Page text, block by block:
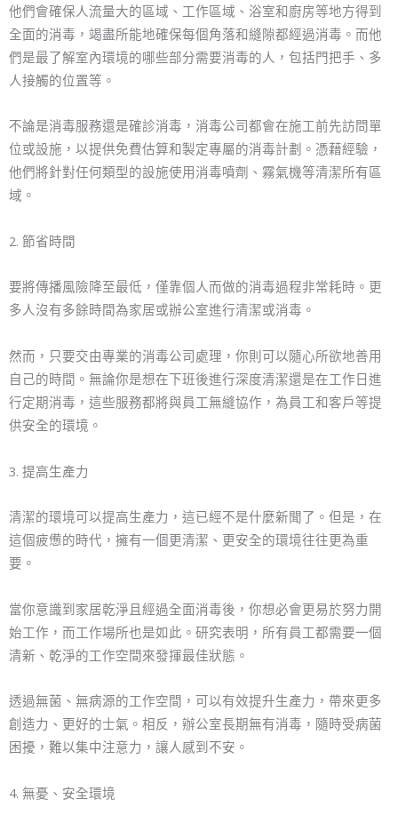
他們會確保人流量大的區域、工作區域、浴室和廚房等地方得到
全面的消毒，竭盡所能地確保每個角落和縫隙都經過消毒。而他
們是最了解室內環境的哪些部分需要消毒的人，包括門把手、多
人接觸的位置等。
不論是消毒服務還是確診消毒，消毒公司都會在施工前先訪問單
位或設施，以提供免費估算和製定專屬的消毒計劃。憑藉經驗，
他們將針對任何類型的設施使用消毒噴劑、霧氣機等清潔所有區
域。
2. 節省時間
要將傳播風險降至最低，僅靠個人而做的消毒過程非常耗時。更
多人沒有多餘時間為家居或辦公室進行清潔或消毒。
然而，只要交由專業的消毒公司處理，你則可以隨心所欲地善用
自己的時間。無論你是想在下班後進行深度清潔還是在工作日進
行定期消毒，這些服務都將與員工無縫協作，為員工和客戶等提
供安全的環境。
3. 提高生產力
清潔的環境可以提高生產力，這已經不是什麼新聞了。但是，在
這個疲憊的時代，擁有一個更清潔、更安全的環境往往更為重
要。
當你意識到家居乾淨且經過全面消毒後，你想必會更易於努力開
始工作，而工作場所也是如此。研究表明，所有員工都需要一個
清新、乾淨的工作空間來發揮最佳狀態。
透過無菌、無病源的工作空間，可以有效提升生產力，帶來更多
創造力、更好的士氣。相反，辦公室長期無有消毒，隨時受病菌
困擾，難以集中注意力，讓人感到不安。
4. 無憂、安全環境